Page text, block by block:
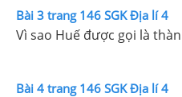
Bài 3 trang 146 SGK Địa lí 4
Vì sao Huế được gọi là
Bài 4 trang 146 SGK Địa lí 4